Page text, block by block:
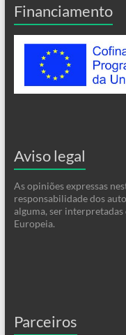
Financiamento
Aviso legal
As opiniões expressas
responsabilidade dos
alguma, ser
Europeia.
Parceiros